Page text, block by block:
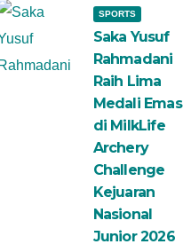
SPORTS
Saka Yusuf
Rahmadani
Raih Lima
Medali Emas
di MilkLife
Archery
Challenge
Kejuaran
Nasional
Junior 2026